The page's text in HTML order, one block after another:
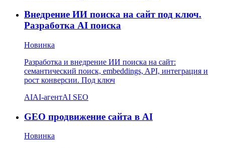
Внедрение ИИ поиска на сайт под ключ.
Разработка AI поиска
Новинка
Разработка и внедрение ИИ поиска на сайт:
семантический поиск, embeddings, API, интеграция и
рост конверсии. Под ключ
AIAI-агентAI SEO
GEO продвижение сайта в AI
Новинка